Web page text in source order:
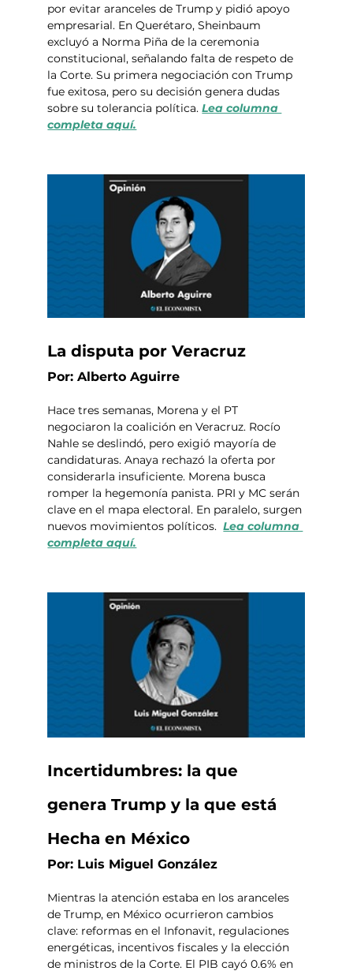
por evitar aranceles de Trump y pidió apoyo
empresarial. En Querétaro, Sheinbaum
excluyó a Norma Piña de la ceremonia
constitucional, señalando falta de respeto de
la Corte. Su primera negociación con Trump
fue exitosa, pero su decisión genera dudas
sobre su tolerancia política. Lea columna
completa aquí.
La disputa por Veracruz
Por: Alberto Aguirre
Hace tres semanas, Morena y el PT
negociaron la coalición en Veracruz. Rocío
Nahle se deslindó, pero exigió mayoría de
candidaturas. Anaya rechazó la oferta por
considerarla insuficiente. Morena busca
romper la hegemonía panista. PRI y MC serán
clave en el mapa electoral. En paralelo, surgen
nuevos movimientos políticos. Lea columna
completa aquí.
Incertidumbres: la que
genera Trump y la que está
Hecha en México
Por: Luis Miguel González
Mientras la atención estaba en los aranceles
de Trump, en México ocurrieron cambios
clave: reformas en el Infonavit, regulaciones
energéticas, incentivos fiscales y la elección
de ministros de la Corte. El PIB cayó 0.6% en